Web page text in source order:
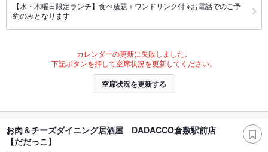
【水・木曜日限定ランチ】食べ放題＋ワンドリンク付 ※お電話でのご予
約のみとなります
カレンダーの更新に失敗しました。
下記ボタンを押して空席状況を更新してください。
空席状況を更新する
お肉＆チーズダイニング居酒屋 DADACCO倉敷駅前店
【だだっこ】